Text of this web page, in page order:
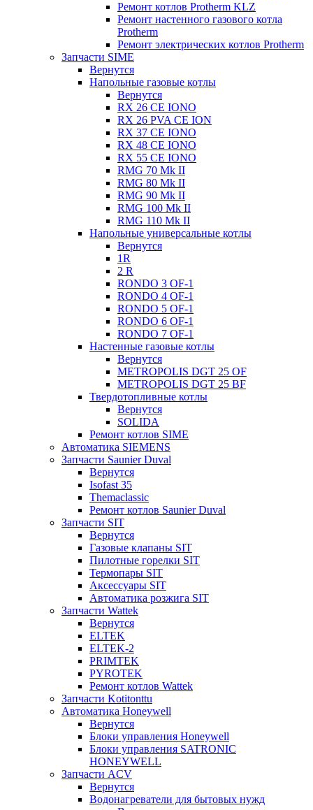
Ремонт котлов Protherm KLZ
Ремонт настенного газового котла
Protherm
Ремонт электрических котлов Protherm
Запчасти SIME
Вернутся
Напольные газовые котлы
Вернутся
RX 26 CE IONO
RX 26 PVA CE ION
RX 37 CE IONO
RX 48 CE IONO
RX 55 CE IONO
RMG 70 Mk II
RMG 80 Mk II
RMG 90 Mk II
RMG 100 Mk II
RMG 110 Mk II
Напольные универсальные котлы
Вернутся
1R
2 R
RONDO 3 OF-1
RONDO 4 OF-1
RONDO 5 OF-1
RONDO 6 OF-1
RONDO 7 OF-1
Настенные газовые котлы
Вернутся
METROPOLIS DGT 25 OF
METROPOLIS DGT 25 BF
Твердотопливные котлы
Вернутся
SOLIDA
Ремонт котлов SIME
Автоматика SIEMENS
Запчасти Saunier Duval
Вернутся
Isofast 35
Themaclassic
Ремонт котлов Saunier Duval
Запчасти SIT
Вернутся
Газовые клапаны SIT
Пилотные горелки SIT
Термопары SIT
Аксессуары SIT
Автоматика розжига SIT
Запчасти Wattek
Вернутся
ELTEK
ELTEK-2
PRIMTEK
PYROTEK
Ремонт котлов Wattek
Запчасти Kotitonttu
Автоматика Honeywеll
Вернутся
Блоки управления Honeywell
Блоки управления SATRONIC
HONEYWELL
Запчасти ACV
Вернутся
Водонагреватели для бытовых нужд